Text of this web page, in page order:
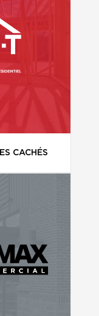
CACHÉS